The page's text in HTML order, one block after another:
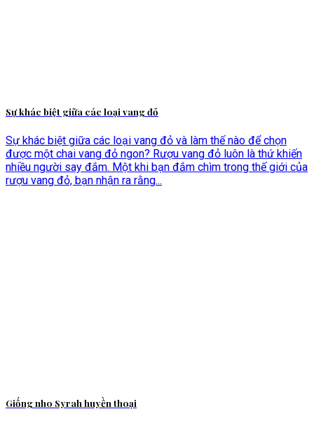
Sự khác biệt giữa các loại vang đỏ
Sự khác biệt giữa các loại vang đỏ và làm thế nào để chọn
được một chai vang đỏ ngon? Rượu vang đỏ luôn là thứ khiến
nhiều người say đắm. Một khi bạn đắm chìm trong thế giới của
rượu vang đỏ, bạn nhận ra rằng...
Giống nho Syrah huyền thoại